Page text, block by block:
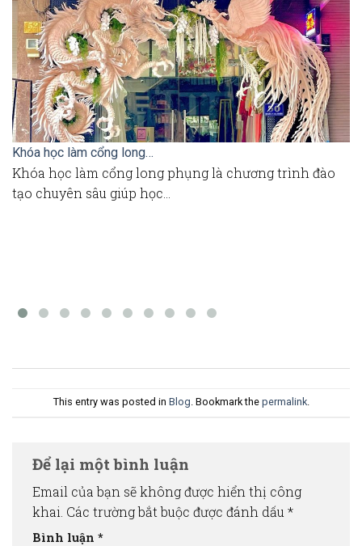
Khóa học làm cổng long…
Khóa học làm cổng long phụng là chương trình đào
tạo chuyên sâu giúp học…
This entry was posted in Blog. Bookmark the permalink.
Để lại một bình luận
Email của bạn sẽ không được hiển thị công
khai. Các trường bắt buộc được đánh dấu *
Bình luận *